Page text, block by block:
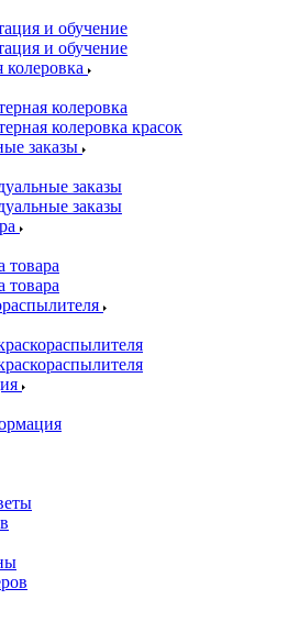
и обучение
и обучение
колеровка
колеровка красок
заказы
заказы
заказы
товара
товара